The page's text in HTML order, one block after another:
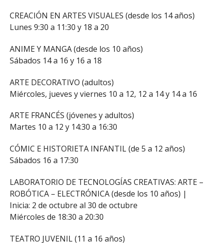
CREACIÓN EN ARTES VISUALES (desde los 14 años)
Lunes 9:30 a 11:30 y 18 a 20
ANIME Y MANGA (desde los 10 años)
Sábados 14 a 16 y 16 a 18
ARTE DECORATIVO (adultos)
Miércoles, jueves y viernes 10 a 12, 12 a 14 y 14 a 16
ARTE FRANCÉS (jóvenes y adultos)
Martes 10 a 12 y 14:30 a 16:30
CÓMIC E HISTORIETA INFANTIL (de 5 a 12 años)
Sábados 16 a 17:30
LABORATORIO DE TECNOLOGÍAS CREATIVAS: ARTE –
ROBÓTICA – ELECTRÓNICA (desde los 10 años) |
Inicia: 2 de octubre al 30 de octubre
Miércoles de 18:30 a 20:30
TEATRO JUVENIL (11 a 16 años)